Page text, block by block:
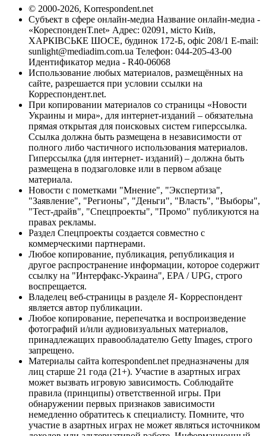
© 2000-2026, Korrespondent.net
Субъект в сфере онлайн-медиа Название онлайн-медиа -
«КореспонденТ.net» Адрес: 02091, місто Київ,
ХАРКІВСЬКЕ ШОСЕ, будинок 172-Б, офіс 208/1 E-mail:
sunlight@mediadim.com.ua Телефон: 044-205-43-00
Идентификатор медиа - R40-06068
Использование любых материалов, размещённых на
сайте, разрешается при условии ссылки на
Корреспондент.net.
При копировании материалов со страницы «Новости
Украины и мира», для интернет-изданий – обязательна
прямая открытая для поисковых систем гиперссылка.
Ссылка должна быть размещена в независимости от
полного либо частичного использования материалов.
Гиперссылка (для интернет- изданий) – должна быть
размещена в подзаголовке или в первом абзаце
материала.
Новости с пометками "Мнение", "Экспертиза",
"Заявление", "Регионы", "Деньги", "Власть", "Выборы",
"Тест-драйв", "Спецпроекты", "Промо" публикуются на
правах рекламы.
Раздел Спецпроекты создается совместно с
коммерческими партнерами.
Любое копирование, публикация, републикация и
другое распространение информации, которое содержит
ссылку на "Интерфакс-Украина", EPA / UPG, строго
воспрещается.
Владелец веб-страницы в разделе Я- Корреспондент
является автор публикации.
Любое копирование, перепечатка и воспроизведение
фотографий и/или аудиовизуальных материалов,
принадлежащих правообладателю Getty Images, строго
запрещено.
Материалы сайта korrespondent.net предназначены для
лиц старше 21 года (21+). Участие в азартных играх
может вызвать игровую зависимость. Соблюдайте
правила (принципы) ответственной игры. При
обнаружении первых признаков зависимости
немедленно обратитесь к специалисту. Помните, что
участие в азартных играх не может являться источником